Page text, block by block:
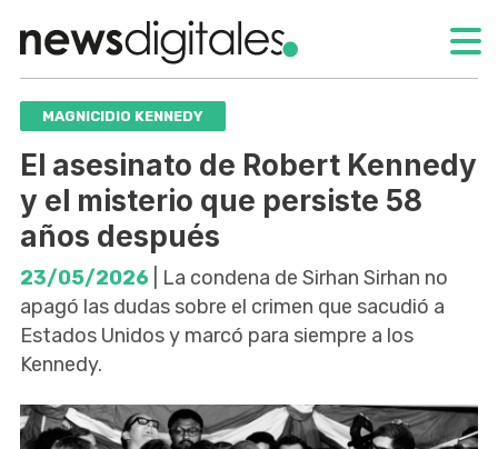
MAGNICIDIO KENNEDY
El asesinato de Robert Kennedy
y el misterio que persiste 58
años después
23/05/2026 | La condena de Sirhan Sirhan no
apagó las dudas sobre el crimen que sacudió a
Estados Unidos y marcó para siempre a los
Kennedy.